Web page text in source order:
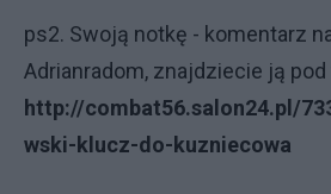
ps2. Swoją notkę - komentarz
Adrianradom, znajdziecie ją
http://combat56.salon24.pl/
wski-klucz-do-kuzniecowa